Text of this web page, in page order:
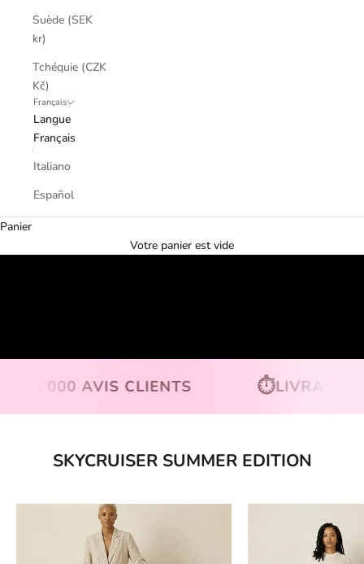
Suède (SEK
kr)
Tchéquie (CZK
Kč)
Français
Langue
Français
Italiano
Español
Panier
Votre panier est vide
Aller à la section suivante
AVIS CLIENTS LIVRAISON
SKYCRUISER SUMMER EDITION